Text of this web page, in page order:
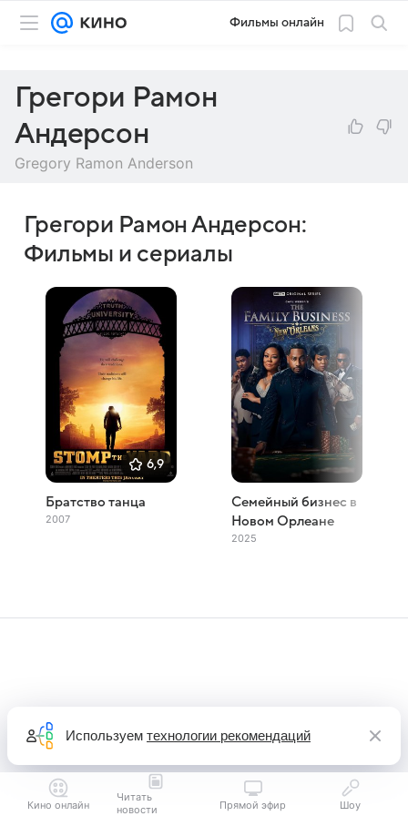
Фильмы онлайн
Грегори Рамон
Андерсон
Gregory Ramon Anderson
Грегори Рамон Андерсон:
Фильмы и сериалы
6,9
Братство танца
2007
Семейный бизнес в
Новом Орлеане
2025
Кино онлайн
Читать
новости
Прямой эфир Шоу
Используем технологии рекомендаций